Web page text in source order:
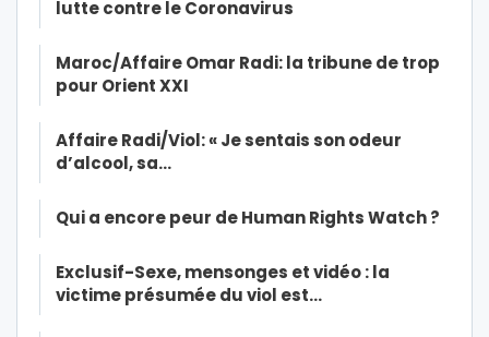
lutte contre le Coronavirus
Maroc/Affaire Omar Radi: la tribune de trop
pour Orient XXI
Affaire Radi/Viol: « Je sentais son odeur
d’alcool, sa…
Qui a encore peur de Human Rights Watch ?
Exclusif-Sexe, mensonges et vidéo : la
victime présumée du viol est…